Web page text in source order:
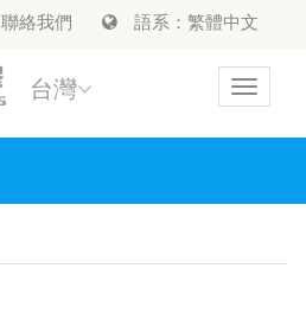
聯絡我們 語系：繁體中文
Toggle
台灣